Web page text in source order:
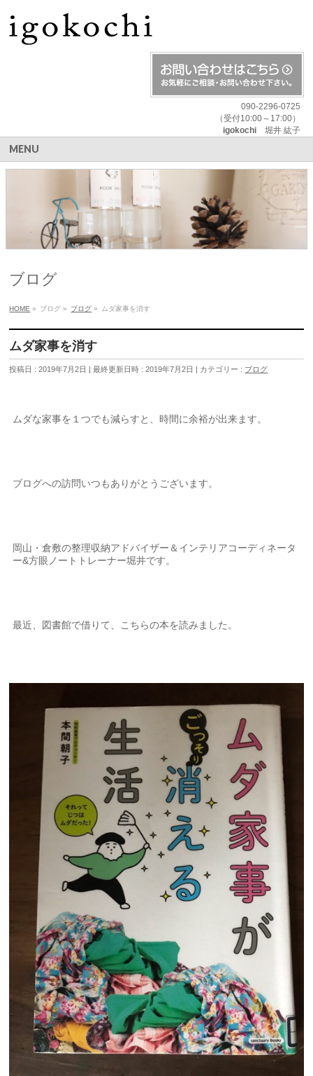
090-2296-0725
（受付10:00～17:00）
igokochi堀井 紘子
MENU
ブログ
HOME » ブログ » ブログ » ムダ家事を消す
ムダ家事を消す
投稿日 : 2019年7月2日 最終更新日時 : 2019年7月2日 カテゴリー : ブログ
ムダな家事を１つでも減らすと、時間に余裕が出来ます。
ブログへの訪問いつもありがとうございます。
岡山・倉敷の整理収納アドバイザー＆インテリアコーディネータ
ー&方眼ノートトレーナー堀井です。
最近、図書館で借りて、こちらの本を読みました。